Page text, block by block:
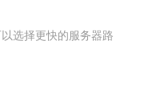
选择更快的服务器路